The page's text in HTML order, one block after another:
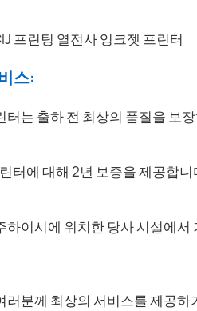
스:
터는 출하 전 최상의 품질을 보
터에 대해 2년 보증을 제공합니
하이시에 위치한 당사 시설에
러분께 최상의 서비스를 제공